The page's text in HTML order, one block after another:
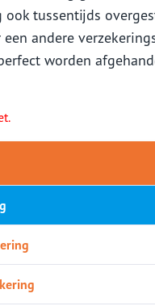
ook tussentijds
andere
worden